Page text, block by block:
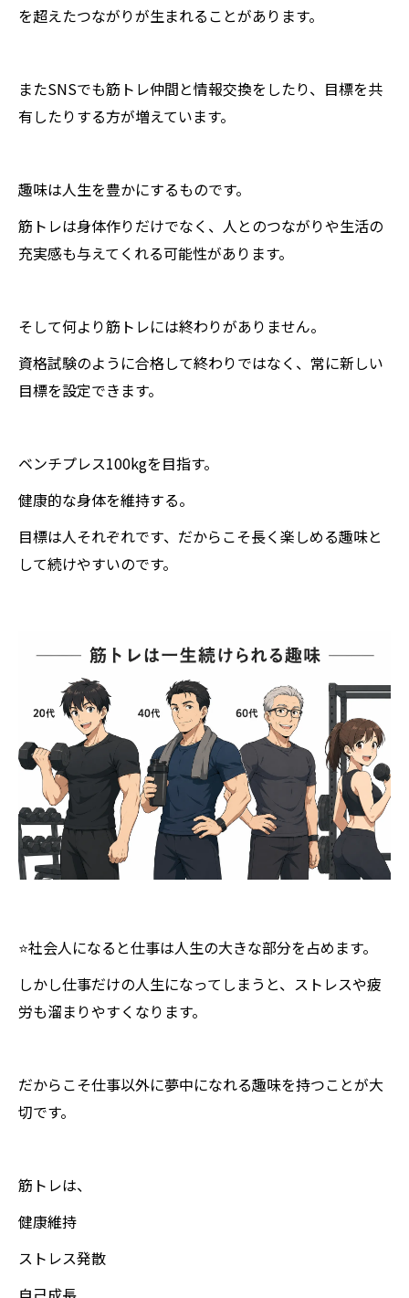
を超えたつながりが生まれることがあります。
またSNSでも筋トレ仲間と情報交換をしたり、目標を共
有したりする方が増えています。
趣味は人生を豊かにするものです。
筋トレは身体作りだけでなく、人とのつながりや生活の
充実感も与えてくれる可能性があります。
そして何より筋トレには終わりがありません。
資格試験のように合格して終わりではなく、常に新しい
目標を設定できます。
ベンチプレス100kgを目指す。
健康的な身体を維持する。
目標は人それぞれです、だからこそ長く楽しめる趣味と
して続けやすいのです。
⭐️社会人になると仕事は人生の大きな部分を占めます。
しかし仕事だけの人生になってしまうと、ストレスや疲
労も溜まりやすくなります。
だからこそ仕事以外に夢中になれる趣味を持つことが大
切です。
筋トレは、
健康維持
ストレス発散